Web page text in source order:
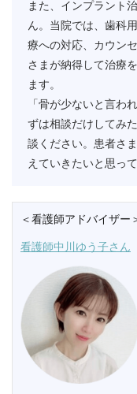
また、インプラント
ん。当院では、歯科
療への対応、カウン
さまが納得して治療
ます。
「骨が少ないと言わ
ずは相談だけしてみ
談ください。患者さ
えていきたいと思って
＜看護師アドバイザー
看護師中川ゆう子さん